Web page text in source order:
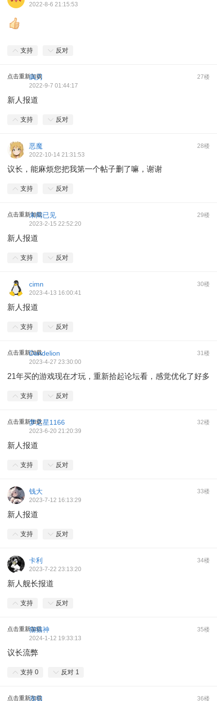
2022-8-6 21:15:53
支持 反对
点击重新加载 27楼
疯刃
2022-9-7 01:44:17
新人报道
支持 反对
28楼
恶魔
2022-10-14 21:31:53
议长，能麻烦您把我第一个帖子删了嘛，谢谢
支持 反对
点击重新加载 29楼
未闻已见
2023-2-15 22:52:20
新人报道
支持 反对
30楼
cimn
2023-4-13 16:00:41
新人报道
支持 反对
点击重新加载 31楼
Dandelion
2023-4-27 23:30:00
21年买的游戏现在才玩，重新拾起论坛看，感觉优化了好多
支持 反对
点击重新加载 32楼
梦之星1166
2023-6-20 21:20:39
新人报道
支持 反对
33楼
钱大
2023-7-12 16:13:29
新人报道
支持 反对
34楼
卡利
2023-7-22 23:13:20
新人舰长报道
支持 反对
点击重新加载 35楼
猫猫神
2024-1-12 19:33:13
议长流弊
支持 0 反对 1
点击重新加载 36楼
浅归